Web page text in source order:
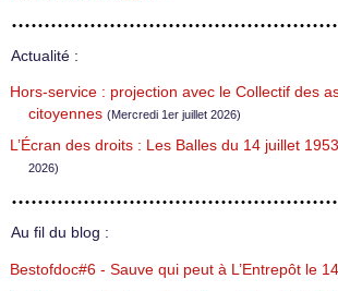
Actualité :
Hors-service : projection avec le Collectif des
citoyennes (Mercredi 1er juillet 2026)
L’Écran des droits : Les Balles du 14 juillet 1953
2026)
Au fil du blog :
Bestofdoc#6 - Sauve qui peut à L’Entrepôt le